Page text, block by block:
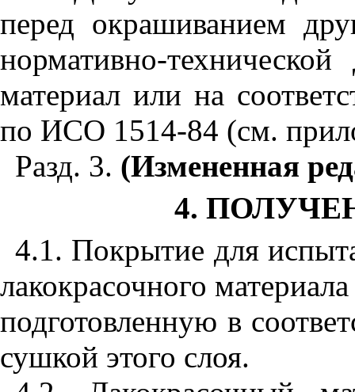
перед окрашиванием
нормативно-
материал или на
по ИСО 1514-84 (см.
Разд. 3. (Измененная
4.
4.1. Покрытие для
лакокрасочного
подготовленную в
сушкой этого слоя.